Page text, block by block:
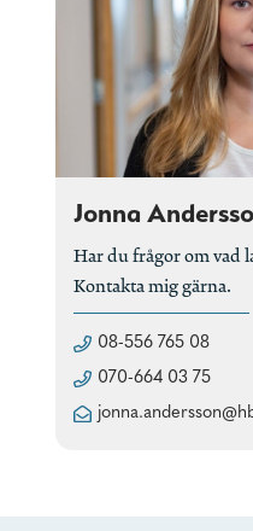
Jonna
Har du frågor om vad
Kontakta mig gärna.
08-556 765 08
070-664 03 75